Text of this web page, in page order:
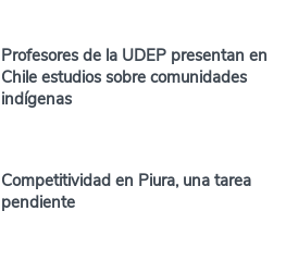
Profesores de la UDEP presentan en
Chile estudios sobre comunidades
indígenas
Competitividad en Piura, una tarea
pendiente